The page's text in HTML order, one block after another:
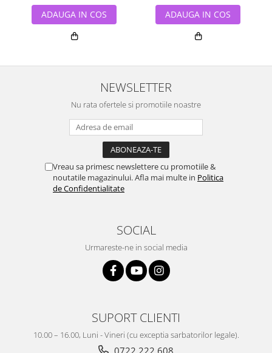
ADAUGA IN COS ADAUGA IN COS
NEWSLETTER
Nu rata ofertele si promotiile noastre
Vreau sa primesc newslettere cu promotiile &
noutatile magazinului. Afla mai multe in Politica
de Confidentialitate
SOCIAL
Urmareste-ne in social media
SUPORT CLIENTI
10.00 – 16.00, Luni - Vineri (cu exceptia sarbatorilor legale).